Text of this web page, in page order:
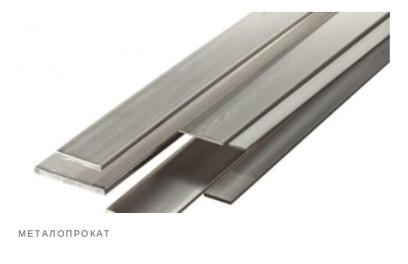
МЕТАЛОПРОКАТ